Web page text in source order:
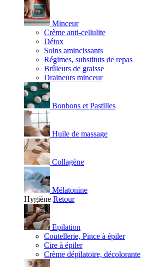
Minceur
Crème anti-cellulite
Détox
Soins amincissants
Régimes, substituts de repas
Brûleurs de graisse
Draineurs minceur
Bonbons et Pastilles
Huile de massage
Collagène
Mélatonine
Hygiène Retour
Epilation
Coutellerie, Pince à épiler
Cire à épiler
Crème dépilatoire, décolorante